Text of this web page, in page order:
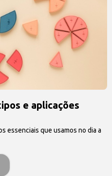
e aplicações
essenciais que usamos no dia a